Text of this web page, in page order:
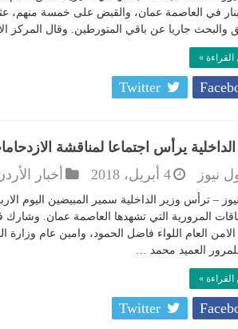
في العاصمة عمان، والقبض على خمسة منهم،
والبحث جاريا عن باقي المتورطين. وقال المركز
القراءة »
Twitter
يرأس اجتماعا لمناقشة
نيوز
4 أبريل، 2018 أخبار
نيوز – ترأس وزير الداخلية سمير المبيضين اليوم
المرورية التي تشهدها العاصمة عمان.
العام اللواء فاضل الحمود، وامين عام وزارة
للمرور العميد محمد …
القراءة »
Twitter